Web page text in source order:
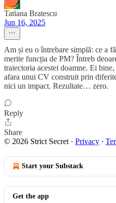
Tatiana Bratescu
Jun 16, 2025
Am și eu o întrebare simplă: ce a
merite funcția de PM? Întreb
traiectoria acestei doamne. Ei
afara unui CV construit prin
nici un impact. Rezultate… zero.
Reply
Share
© 2026 Strict Secret · Privacy ∙
Start your Substack
Get the app